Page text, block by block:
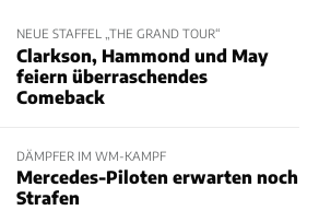
NEUE STAFFEL „THE GRAND TOUR“
Clarkson, Hammond und May
feiern überraschendes
Comeback
DÄMPFER IM WM-KAMPF
Mercedes-Piloten erwarten noch
Strafen